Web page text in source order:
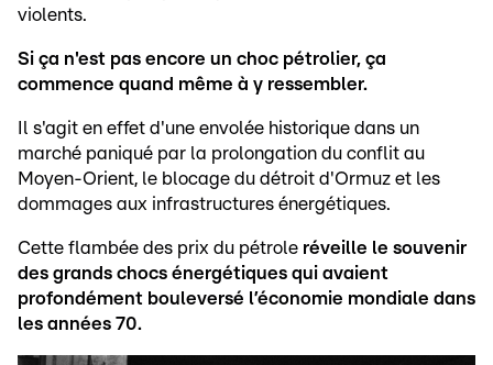
violents.
Si ça n'est pas encore un choc pétrolier, ça
commence quand même à y ressembler.
Il s'agit en effet d'une envolée historique dans un
marché paniqué par la prolongation du conflit au
Moyen-Orient, le blocage du détroit d'Ormuz et les
dommages aux infrastructures énergétiques.
Cette flambée des prix du pétrole réveille le souvenir
des grands chocs énergétiques qui avaient
profondément bouleversé l’économie mondiale dans
les années 70.